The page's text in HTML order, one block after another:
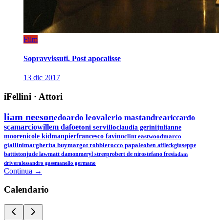
Film
Sopravvissuti. Post apocalisse
13 dic 2017
iFellini · Attori
liam neesonedoardo leovalerio mastandreariccardo
scamarciowillem dafoetoni servilloclaudia gerinijulianne
moorenicole kidmanpierfrancesco favinoclint eastwoodmarco
giallinimargherita buymargot robbierocco papaleoben affleckgiuseppe
battistonjude lawmatt damonmeryl streeprobert de nirostefano fresiadam
driveralessandro gassmanelio germano
Continua →
Calendario